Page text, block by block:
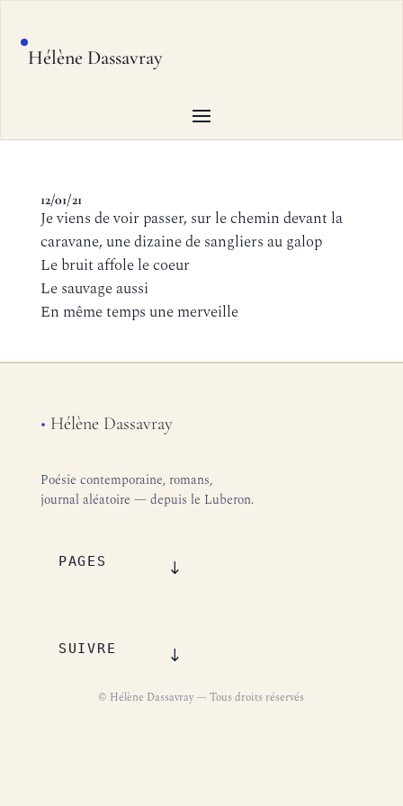
Hélène Dassavray
12/01/21
Je viens de voir passer, sur le chemin devant la
caravane, une dizaine de sangliers au galop
Le bruit affole le coeur
Le sauvage aussi
En même temps une merveille
• Hélène Dassavray
Poésie contemporaine, romans,
journal aléatoire — depuis le Luberon.
PAGES
SUIVRE
© Hélène Dassavray — Tous droits réservés